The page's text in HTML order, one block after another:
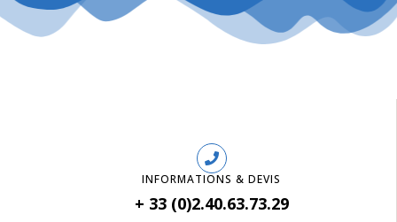
INFORMATIONS & DEVIS
+ 33 (0)2.40.63.73.29